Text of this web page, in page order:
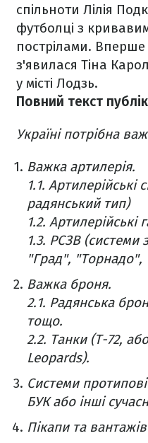
спільноти Лілія
футболці з
пострілами. Вперше
з'явилася Тіна
у місті Лодзь.
Повний текст
Україні потрібна
Важка артилерія.
1.1. Артилерійські
радянський тип)
1.2. Артилерійські
1.3. РСЗВ (системи
"Град", "Торнадо",
Важка броня.
2.1. Радянська
тощо.
2.2. Танки (Т-72,
Leopards).
Системи
БУК або інші
Пікапи та